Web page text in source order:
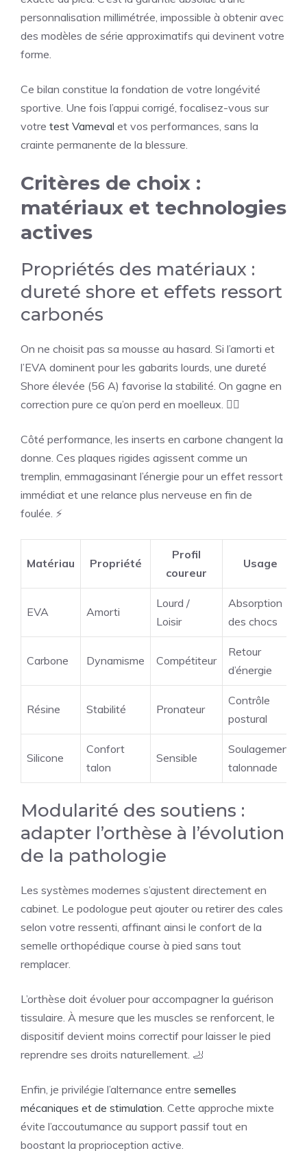
personnalisation millimétrée, impossible à obtenir avec
des modèles de série approximatifs qui devinent votre
forme.
Ce bilan constitue la fondation de votre longévité
sportive. Une fois l’appui corrigé, focalisez-vous sur
votre test Vameval et vos performances, sans la
crainte permanente de la blessure.
Critères de choix :
matériaux et technologies
actives
Propriétés des matériaux :
dureté shore et effets ressort
carbonés
On ne choisit pas sa mousse au hasard. Si l’amorti et
l’EVA dominent pour les gabarits lourds, une dureté
Shore élevée (56 A) favorise la stabilité. On gagne en
correction pure ce qu’on perd en moelleux. 🏃‍♂️
Côté performance, les inserts en carbone changent la
donne. Ces plaques rigides agissent comme un
tremplin, emmagasinant l’énergie pour un effet ressort
immédiat et une relance plus nerveuse en fin de
foulée. ⚡
Matériau Propriété
Profil
coureur
Usage
EVA Amorti
Lourd /
Loisir
Absorption
des chocs
Carbone Dynamisme Compétiteur
Retour
d’énergie
Résine Stabilité Pronateur
Contrôle
postural
Silicone
Confort
talon
Sensible
Soulagement
talonnade
Modularité des soutiens :
adapter l’orthèse à l’évolution
de la pathologie
Les systèmes modernes s’ajustent directement en
cabinet. Le podologue peut ajouter ou retirer des cales
selon votre ressenti, affinant ainsi le confort de la
semelle orthopédique course à pied sans tout
remplacer.
L’orthèse doit évoluer pour accompagner la guérison
tissulaire. À mesure que les muscles se renforcent, le
dispositif devient moins correctif pour laisser le pied
reprendre ses droits naturellement. 🦶
Enfin, je privilégie l’alternance entre semelles
mécaniques et de stimulation. Cette approche mixte
évite l’accoutumance au support passif tout en
boostant la proprioception active.